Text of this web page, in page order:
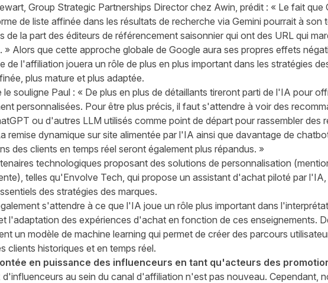
Group Strategic Partnerships Director chez Awin, prédit : « Le fait
de liste affinée dans les résultats de recherche via Gemini pourrait à son
de la part des éditeurs de référencement saisonnier qui ont des URL qui
» Alors que cette approche globale de Google aura ses propres effets
de l'affiliation jouera un rôle de plus en plus important dans les stratégies
plus mature et plus adaptée.
le souligne Paul : « De plus en plus de détaillants tireront parti de l'IA pour
personnalisées. Pour être plus précis, il faut s'attendre à voir des
ou d'autres LLM utilisés comme point de départ pour rassembler des
remise dynamique sur site alimentée par l'IA ainsi que davantage de
des clients en temps réel seront également plus répandus. »
technologiques proposant des solutions de personnalisation
telles qu'Envolve Tech, qui propose un assistant d'achat piloté par
des stratégies des marques.
s'attendre à ce que l'IA joue un rôle plus important dans
l'adaptation des expériences d'achat en fonction de ces enseignements.
un modèle de machine learning qui permet de créer des parcours
clients historiques et en temps réel.
en puissance des influenceurs en tant qu'acteurs des
au sein du canal d'affiliation n'est pas nouveau. Cependant,